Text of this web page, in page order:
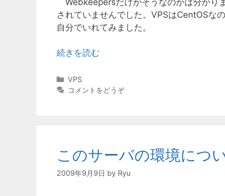
されていませんでした。VPSはCentOSな
自分でいれてみました。
続きを読む
カ
テ
VPS
コメントをどうぞ
このサーバの環境につ
2009年9月9日 by Ryu